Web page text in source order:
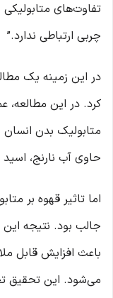
تفاوت‌های متابولیکی
چربی ارتباطی ندارد.”
در این زمینه یک
کرد. در این مطالعه،
متابولیک بدن انسان
حاوی آب نارنج،
اما تاثیر قهوه بر
جالب بود. نتیجه
می‌شود. این تحقیق